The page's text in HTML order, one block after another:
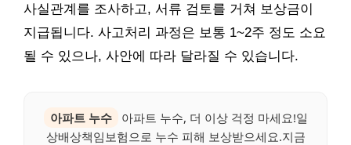
사실관계를 조사하고, 서류 검토를 거쳐 보상금이
지급됩니다. 사고처리 과정은 보통 1~2주 정도 소요
될 수 있으나, 사안에 따라 달라질 수 있습니다.
아파트 누수
아파트 누수, 더 이상 걱정 마세요!일
상배상책임보험으로 누수 피해 보상받으세요.지금